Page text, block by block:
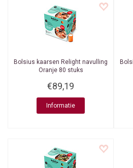
Bolsius kaarsen Relight navulling
Oranje 80 stuks
€89,19
Informatie